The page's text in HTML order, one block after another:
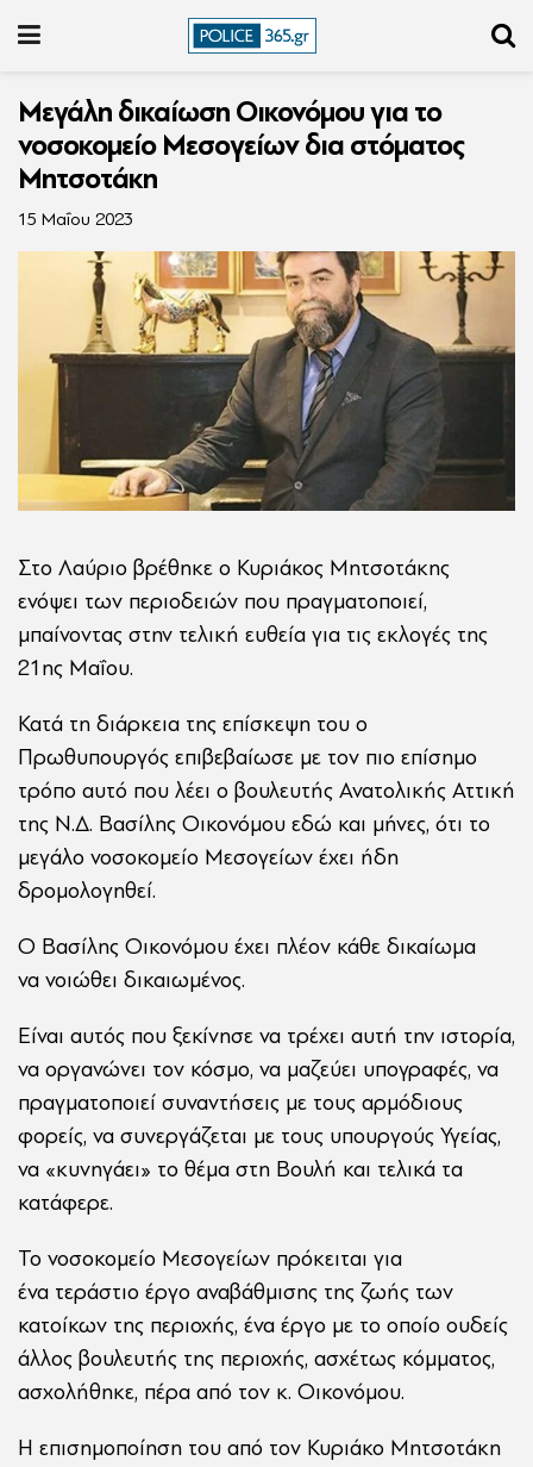
Μεγάλη δικαίωση Οικονόμου για το
νοσοκομείο Μεσογείων δια στόματος
Μητσοτάκη
15 Μαΐου 2023
Στο Λαύριο βρέθηκε ο Κυριάκος Μητσοτάκης
ενόψει των περιοδειών που πραγματοποιεί,
μπαίνοντας στην τελική ευθεία για τις εκλογές της
21ης Μαΐου.
Κατά τη διάρκεια της επίσκεψη του ο
Πρωθυπουργός επιβεβαίωσε με τον πιο επίσημο
τρόπο αυτό που λέει ο βουλευτής Ανατολικής Αττική
της Ν.Δ. Βασίλης Οικονόμου εδώ και μήνες, ότι το
μεγάλο νοσοκομείο Μεσογείων έχει ήδη
δρομολογηθεί.
Ο Βασίλης Οικονόμου έχει πλέον κάθε δικαίωμα
να νοιώθει δικαιωμένος.
Είναι αυτός που ξεκίνησε να τρέχει αυτή την ιστορία,
να οργανώνει τον κόσμο, να μαζεύει υπογραφές, να
πραγματοποιεί συναντήσεις με τους αρμόδιους
φορείς, να συνεργάζεται με τους υπουργούς Υγείας,
να «κυνηγάει» το θέμα στη Βουλή και τελικά τα
κατάφερε.
Το νοσοκομείο Μεσογείων πρόκειται για
ένα τεράστιο έργο αναβάθμισης της ζωής των
κατοίκων της περιοχής, ένα έργο με το οποίο ουδείς
άλλος βουλευτής της περιοχής, ασχέτως κόμματος,
ασχολήθηκε, πέρα από τον κ. Οικονόμου.
Η επισημοποίηση του από τον Κυριάκο Μητσοτάκη